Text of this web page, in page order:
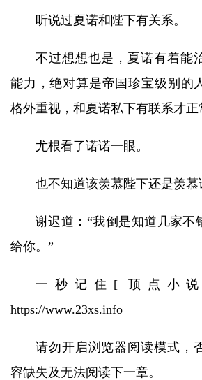
听说过夏诺和陛下有关系。
不过想想也是，夏诺有着能
能力，绝对算是帝国珍宝级别的
格外重视，和夏诺私下有联系才正
尤根看了诺诺一眼。
也不知道该羡慕陛下还是羡慕
谢迟道：“我倒是知道几家不
给你。”
一秒记住[ 顶点小
https://www.23xs.info
请勿开启浏览器阅读模式，
容缺失及无法阅读下一章。